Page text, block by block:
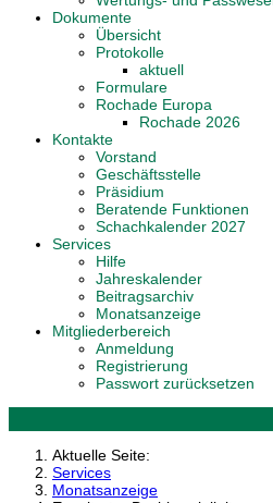
Dokumente
Übersicht
Protokolle
aktuell
Formulare
Rochade Europa
Rochade 2026
Kontakte
Vorstand
Geschäftsstelle
Präsidium
Beratende Funktionen
Schachkalender 2027
Services
Hilfe
Jahreskalender
Beitragsarchiv
Monatsanzeige
Mitgliederbereich
Anmeldung
Registrierung
Passwort zurücksetzen
Aktuelle Seite:
Services
Monatsanzeige